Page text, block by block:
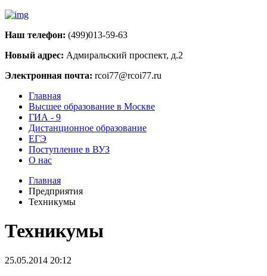
Наш телефон: (499)013-59-63
Новый адрес: Адмиральский проспект, д.2
Электронная почта: rcoi77@rcoi77.ru
Главная
Высшее образование в Москве
ГИА - 9
Дистанционное образование
ЕГЭ
Поступление в ВУЗ
О нас
Главная
Предприятия
Техникумы
Техникумы
25.05.2014 20:12